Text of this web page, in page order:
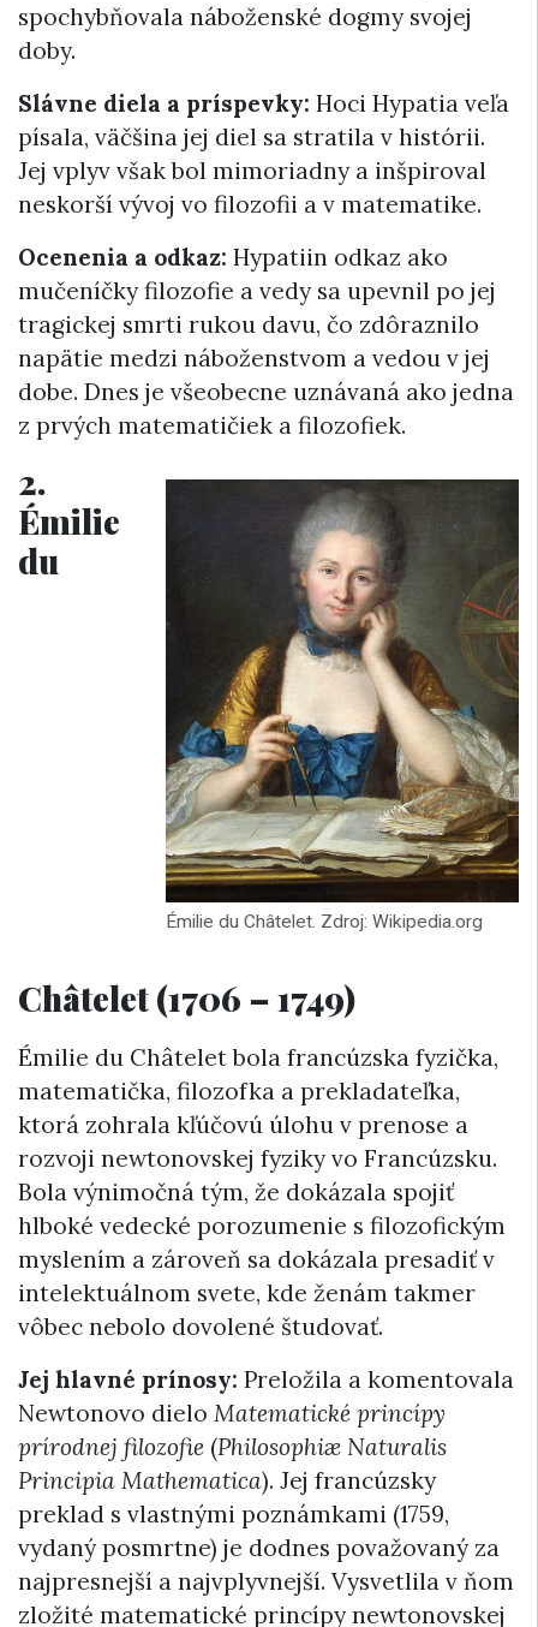
spochybňovala náboženské dogmy svojej
doby.
Slávne diela a príspevky: Hoci Hypatia veľa
písala, väčšina jej diel sa stratila v histórii.
Jej vplyv však bol mimoriadny a inšpiroval
neskorší vývoj vo filozofii a v matematike.
Ocenenia a odkaz: Hypatiin odkaz ako
mučeníčky filozofie a vedy sa upevnil po jej
tragickej smrti rukou davu, čo zdôraznilo
napätie medzi náboženstvom a vedou v jej
dobe. Dnes je všeobecne uznávaná ako jedna
z prvých matematičiek a filozofiek.
Émilie du Châtelet. Zdroj: Wikipedia.org
2.
Émilie
du
Châtelet(1706 – 1749)
Émilie du Châtelet bola francúzska fyzička,
matematička, filozofka a prekladateľka,
ktorá zohrala kľúčovú úlohu v prenose a
rozvoji newtonovskej fyziky vo Francúzsku.
Bola výnimočná tým, že dokázala spojiť
hlboké vedecké porozumenie s filozofickým
myslením a zároveň sa dokázala presadiť v
intelektuálnom svete, kde ženám takmer
vôbec nebolo dovolené študovať.
Jej hlavné prínosy: Preložila a komentovala
Newtonovo dielo Matematické princípy
prírodnej filozofie (Philosophiæ Naturalis
Principia Mathematica). Jej francúzsky
preklad s vlastnými poznámkami (1759,
vydaný posmrtne) je dodnes považovaný za
najpresnejší a najvplyvnejší. Vysvetlila v ňom
zložité matematické princípy newtonovskej